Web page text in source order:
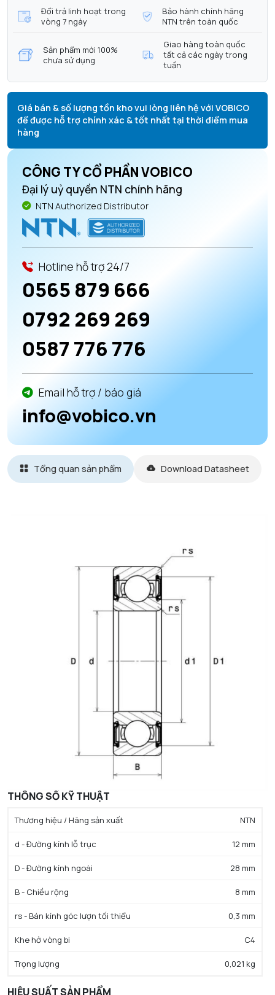
Đổi trả linh hoạt trong
vòng 7 ngày
Bảo hành chính hãng
NTN trên toàn quốc
Sản phẩm mới 100%
chưa sử dụng
Giao hàng toàn quốc
tất cả các ngày trong
tuần
Giá bán & số lượng tồn kho vui lòng liên hệ với VOBICO
để được hỗ trợ chính xác & tốt nhất tại thời điểm mua
hàng
CÔNG TY CỔ PHẦN VOBICO
Đại lý uỷ quyền NTN chính hãng
NTN Authorized Distributor
Hotline hỗ trợ 24/7
0565 879 666
0792 269 269
0587 776 776
Email hỗ trợ / báo giá
info@vobico.vn
Tổng quan sản phẩm Download Datasheet
THÔNG SỐ KỸ THUẬT
Thương hiệu / Hãng sản xuất NTN
d - Đường kính lỗ trục 12 mm
D - Đường kính ngoài 28 mm
B - Chiều rộng 8 mm
rs - Bán kính góc lượn tối thiểu 0,3 mm
Khe hở vòng bi C4
Trọng lượng 0,021 kg
HIỆU SUẤT SẢN PHẨM